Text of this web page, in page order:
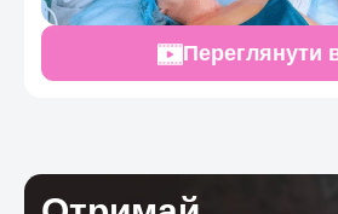
Переглянути